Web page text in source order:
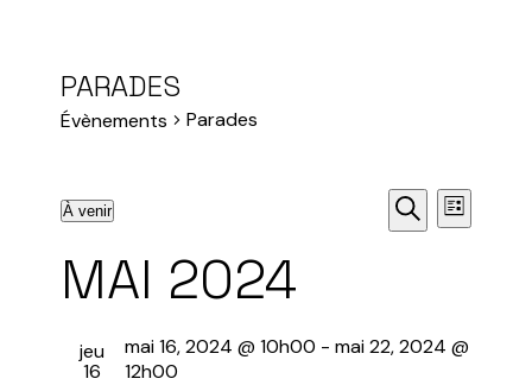
PARADES
Évènements Parades
R
C
Recherche
N
I
Liste
À venir
une
date.
MAI 2024
jeu
16
mai 16, 2024 @ 10h00 - mai 22, 2024 @
12h00